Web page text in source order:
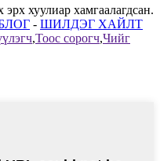
хуулиар хамгаалагдсан.
- ШИЛДЭГ ХАЙЛТ
,Тоос сорогч,Чийг